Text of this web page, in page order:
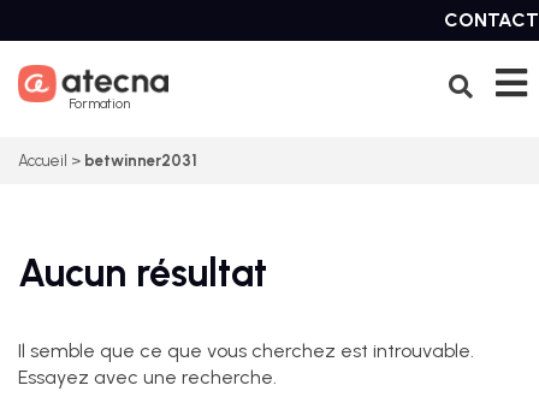
to
content
CONTACT
Formation
Accueil > betwinner2031
Aucun résultat
Il semble que ce que vous cherchez est introuvable.
Essayez avec une recherche.